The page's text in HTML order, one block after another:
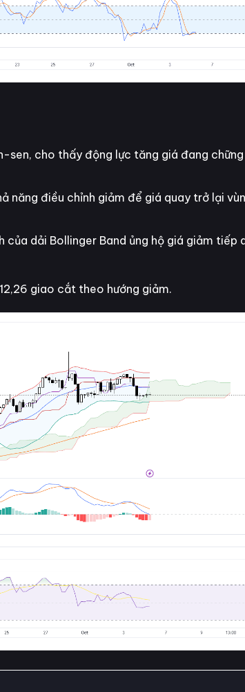
sen, cho thấy động lực tăng giá đang
năng điều chỉnh giảm để giá quay trở lại
dải Bollinger Band ủng hộ giá giảm tiếp
giao cắt theo hướng giảm.